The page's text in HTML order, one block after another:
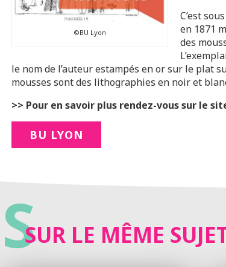
©BU Lyon
C’est
en 1871
des
le nom de l’auteur estampés en or sur le plat
mousses sont des lithographies en noir et
>> Pour en savoir plus rendez-vous sur le
BU LYON
SSUR LE MÊME